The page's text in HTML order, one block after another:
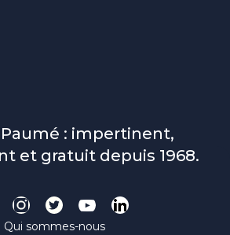
: impertinent,
et gratuit depuis 1968.
Qui sommes-nous